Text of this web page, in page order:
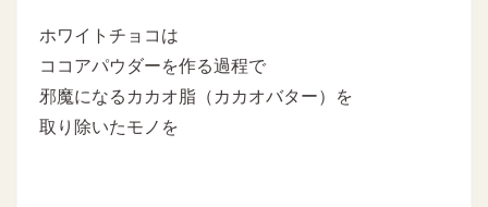
ホワイトチョコは
ココアパウダーを作る過程で
邪魔になるカカオ脂（カカオバター）を
取り除いたモノを